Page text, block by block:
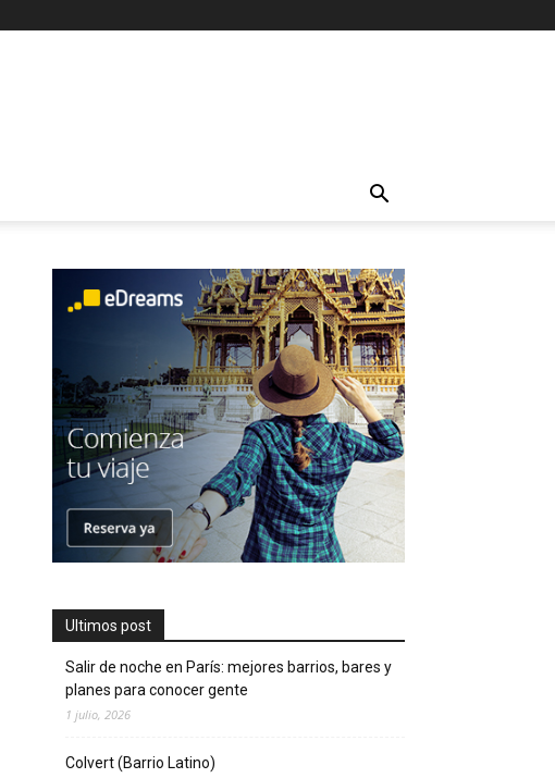
Ultimos post
Salir de noche en París: mejores barrios, bares y
planes para conocer gente
1 julio, 2026
Colvert (Barrio Latino)